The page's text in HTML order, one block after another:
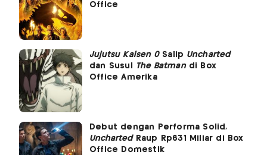
Office
Jujutsu Kaisen 0Salip Uncharted
dan Susul
The Batmandi Box
Office Amerika
Debut dengan Performa Solid,
UnchartedRaup Rp631 Miliar di Box
Office Domestik